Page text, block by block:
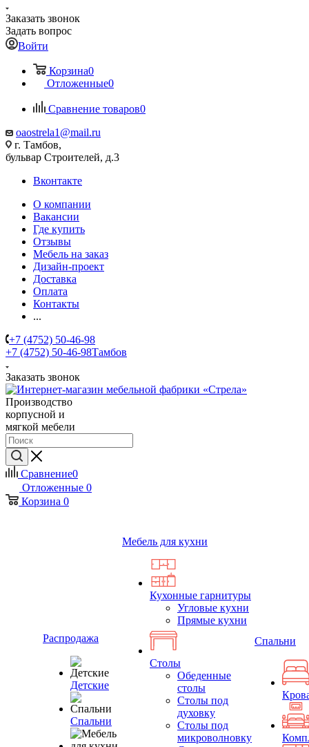
Заказать звонок
Задать вопрос
Войти
Корзина0
Отложенные0
Сравнение товаров0
oaostrela1@mail.ru
г. Тамбов,
бульвар Строителей, д.3
Вконтакте
О компании
Вакансии
Где купить
Отзывы
Мебель на заказ
Дизайн-проект
Доставка
Оплата
Контакты
...
+7 (4752) 50-46-98
+7 (4752) 50-46-98Тамбов
Заказать звонок
Производство
корпусной и
мягкой мебели
Сравнение0
Отложенные 0
Корзина 0
Распродажа
Детские
Спальни
Мебель для кухни
Кухонные гарнитуры
Угловые кухни
Прямые кухни
Столы
Обеденные
столы
Столы под
духовку
Столы под
микроволновку
Спальни